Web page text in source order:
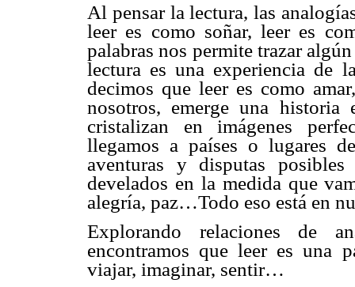
Al pensar la lectura, las
leer es como soñar, leer es
palabras nos permite trazar
lectura es una experiencia de
decimos que leer es como
nosotros, emerge una historia
cristalizan en imágenes
llegamos a países o lugares
aventuras y disputas
develados en la medida que
alegría, paz…Todo eso está en
Explorando relaciones de
encontramos que leer es una
viajar, imaginar, sentir…